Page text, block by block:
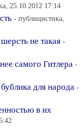
25.10.2012 17:14
- публицистика,
не такая -
самого Гитлера -
для народа -
в их